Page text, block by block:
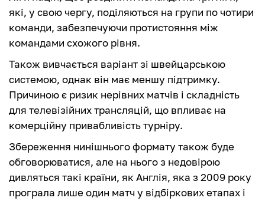
які, у свою чергу, поділяються на групи по чотири
команди, забезпечуючи протистояння між
командами схожого рівня.
Також вивчається варіант зі швейцарською
системою, однак він має меншу підтримку.
Причиною є ризик нерівних матчів і складність
для телевізійних трансляцій, що впливає на
комерційну привабливість турніру.
Збереження нинішнього формату також буде
обговорюватися, але на нього з недовірою
дивляться такі країни, як Англія, яка з 2009 року
програла лише один матч у відбіркових етапах і